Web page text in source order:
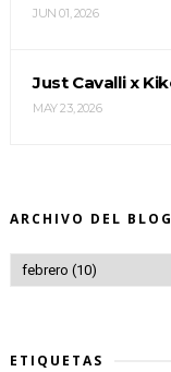
JUN 01, 2026
Just Cavalli x
MAY 23, 2026
ARCHIVO DEL BLOG
ETIQUETAS